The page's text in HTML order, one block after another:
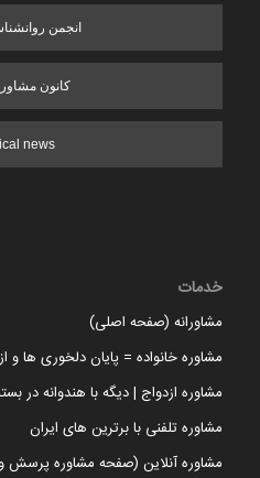
انجمن
کانون
news
خدمات
مشاورانه (صفحه اصلی)
مشاوره خانواده = پایان دلخوری ها
مشاوره ازدواج | دیگه با هندوانه در
مشاوره تلفنی با برترین های ایران
مشاوره آنلاین (صفحه مشاوره پرسش